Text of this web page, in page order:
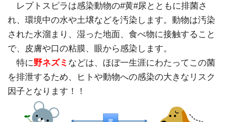
レプトスピラは感染動物の#黄#尿とともに排菌さ
れ、環境中の水や土壌などを汚染します。動物は汚染
された水溜まり、湿った地面、食べ物に接触すること
で、皮膚や口の粘膜、眼から感染します。
特に野ネズミ などは、ほぼ一生涯にわたってこの菌
を排泄するため、ヒトや動物への感染の大きなリスク
因子となります！！